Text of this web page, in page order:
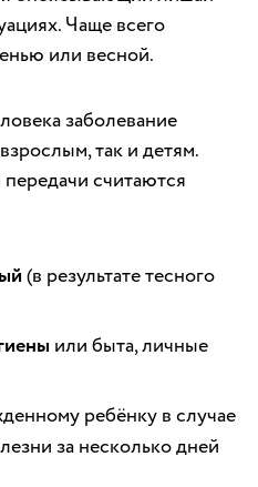
Чаще всего
или весной.
заболевание
так и детям.
считаются
(в результате тесного
или быта, личные
ребёнку в случае
за несколько дней